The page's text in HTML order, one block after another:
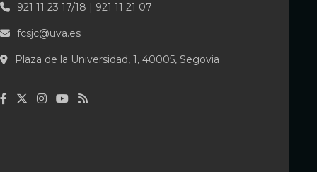
921 11 23 17/18 | 921 11 21 07
fcsjc@uva.es
Plaza de la Universidad, 1, 40005, Segovia